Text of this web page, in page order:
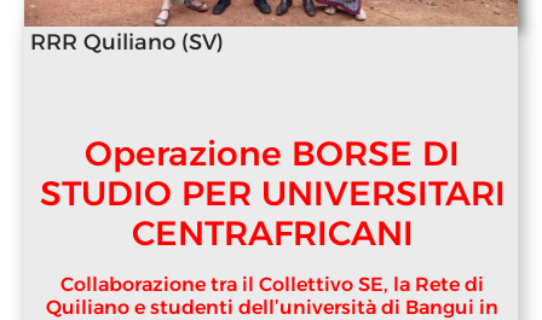
RRR Quiliano (SV)
Operazione BORSE DI
STUDIO PER UNIVERSITARI
CENTRAFRICANI
Collaborazione tra il Collettivo SE, la Rete di
Quiliano e studenti dell’università di Bangui in